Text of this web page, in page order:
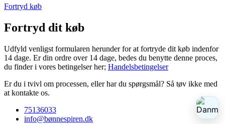
Fortryd køb
Fortryd dit køb
Udfyld venligst formularen herunder for at fortryde dit køb indenfor
14 dage. Er din ordre over 14 dage, bedes du benytte denne proces,
du finder i vores betingelser her; Handelsbetingelser
Er du i tvivl om processen, eller har du spørgsmål? Så tøv ikke med
at kontakte os.
75136033
info@bønnespiren.dk